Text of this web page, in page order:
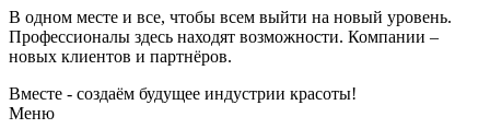
В одном месте и все, чтобы всем выйти на новый уровень.
Профессионалы здесь находят возможности. Компании –
новых клиентов и партнёров.
Вместе - создаём будущее индустрии красоты!
Меню